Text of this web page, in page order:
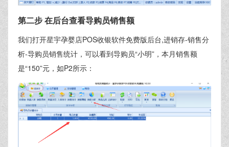
第二步 在后台查看导购员销售额
我们打开星宇孕婴店POS收银软件免费版后台,进销存-销售分
析-导购员销售统计，可以看到导购员“小明”，本月销售额
是“150”元，如P2所示：